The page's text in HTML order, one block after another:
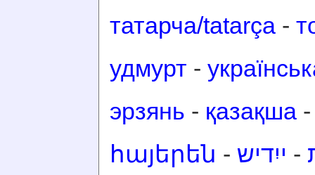
татарча/tatarça -
удмурт -
эрзянь - қазақша
հայերեն - ייִדיש -